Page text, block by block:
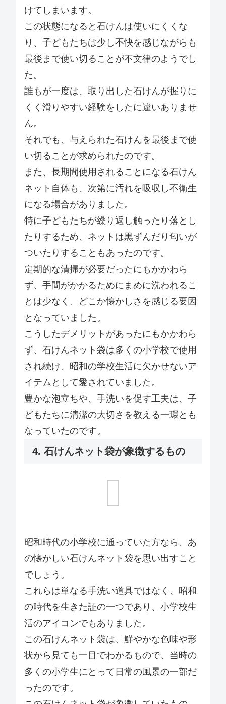
けてしまいます。
この状態になると石けんは使いにくくな
り、子どもたちは少し不快を感じながらも
最後まで使い切ることが不文律のようでし
た。
誰もが一度は、取り出した石けんが握りに
くく滑りやすい経験をしたに違いありませ
ん。
それでも、与えられた石けんを最後まで使
い切ることが求められたのです。
また、長期間使用されることになる石けん
ネット自体も、次第に汚れを吸収し不衛生
になる場合がありました。
特に子どもたちが繰り返し触ったり落とし
たりするため、ネットは黒ずんだり匂いが
ついたりすることもあったのです。
定期的な清掃が必要だったにもかかわら
ず、手間がかかるためにまめに洗われるこ
とは少なく、どこか懐かしさを感じる要因
となっていました。
こうしたデメリットがあったにもかかわら
ず、石けんネット袋は多くの小学校で使用
され続け、昭和の学校生活に欠かせないア
イテムとして愛されていました。
豊かな泡立ちや、手洗いを促す工夫は、子
どもたちに清潔の大切さを教える一環とも
なっていたのです。
4. 石けんネット袋が象徴するもの
昭和時代の小学校に通っていた方なら、あ
の懐かしい石けんネット袋を思い出すこと
でしょう。
これらは単なる手洗い道具ではなく、昭和
の時代を生きた証の一つであり、小学校生
活のアイコンでもありました。
この石けんネット袋は、鮮やかな色味や形
状から見ても一目でわかるもので、当時の
多くの小学生にとって日常の風景の一部だ
ったのです。